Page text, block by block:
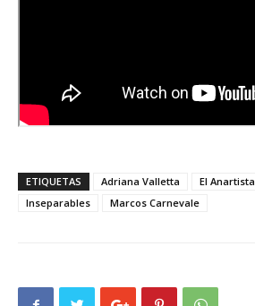
ETIQUETAS Adriana Valletta El Anartista
Inseparables
Marcos Carnevale